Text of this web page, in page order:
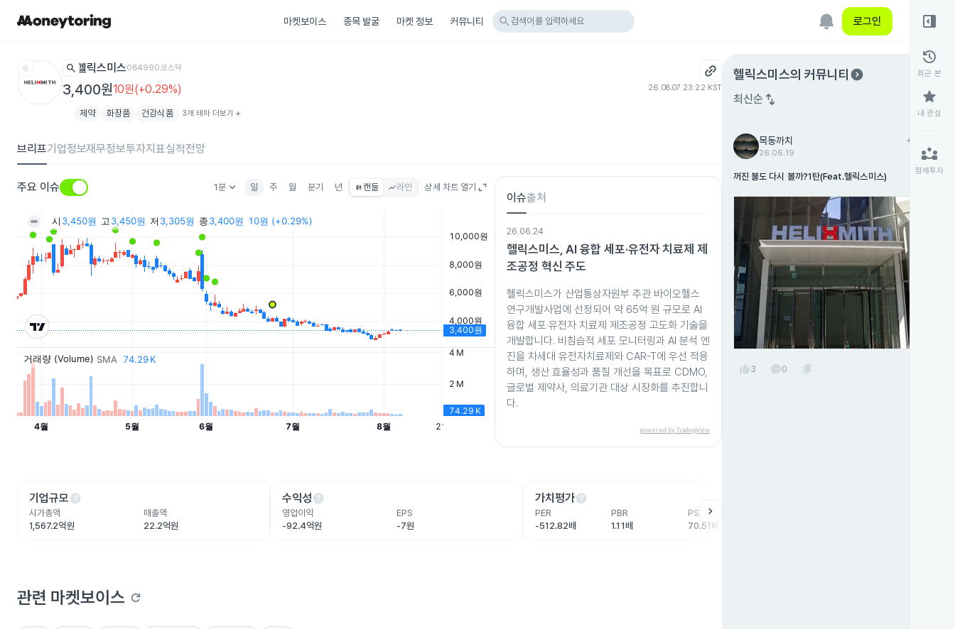
마켓보이스 종목 발굴 마켓 정보 커뮤니티 search 검색어를 입력하세요 로그인
star search 헬릭스미스084990코스닥
3,400원10원(+0.29%) 26.08.07 23:22 KST
제약 화장품 건강식품 3개 테마 더보기 add
브리프기업정보재무정보투자지표실적전망
주요 이슈 1분keyboard_arrow_down 일 주 월 분기 년 캔들 라인 상세 차트 열기
이슈출처
26.06.24
헬릭스미스, AI 융합 세포·유전자 치료제 제
조공정 혁신 주도
헬릭스미스가 산업통상자원부 주관 바이오헬스
연구개발사업에 선정되어 약 65억 원 규모로 AI
융합 세포·유전자 치료제 제조공정 고도화 기술을
개발합니다. 비침습적 세포 모니터링과 AI 분석 엔
진을 차세대 유전자치료제와 CAR-T에 우선 적용
하며, 생산 효율성과 품질 개선을 목표로 CDMO,
글로벌 제약사, 의료기관 대상 시장화를 추진합니
다.
powered by TradingView
기업규모help
시가총액
1,567.2억원
매출액
22.2억원
수익성help
영업이익
-92.4억원
EPS
-7원
가치평가help
PER
-512.82배
PBR
1.11배
PSR
70.51배
chevron_right
관련 마켓보이스 refresh
헬릭스미스의 커뮤니티 expand_circle_right
최신순 swap_vert
목동까치
26.06.19
add
꺼진 불도 다시 볼까?1탄(Feat.헬릭스미스)
thumb_up3 0 content_copy
right_panel_open
history
최근 본
star
내 관심
partner_exchange
함께투자